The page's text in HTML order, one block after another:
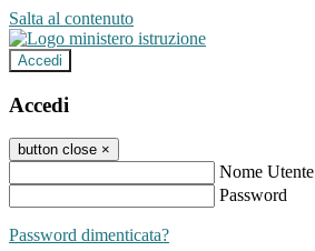
Salta al contenuto
Accedi
Accedi
button close ×
Nome Utente
Password
Password dimenticata?